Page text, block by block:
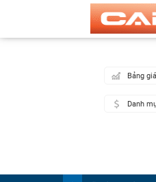
Bảng
Danh